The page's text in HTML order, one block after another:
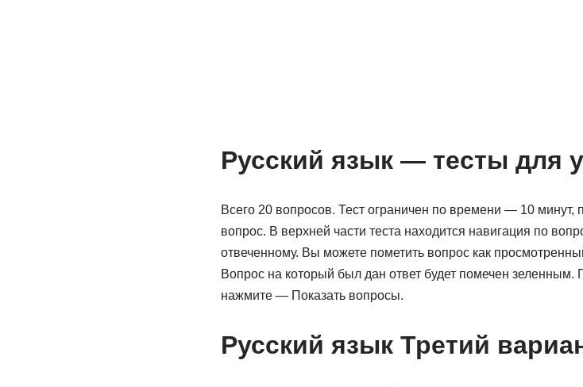
Русский язык — тесты для
Всего 20 вопросов. Тест ограничен по времени — 10 минут,
вопрос. В верхней части теста находится навигация по
отвеченному. Вы можете пометить вопрос как
Вопрос на который был дан ответ будет помечен зеленным.
нажмите — Показать вопросы.
Русский язык Третий